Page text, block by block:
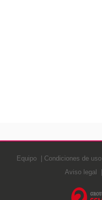
Equipo Condiciones de uso
Aviso legal